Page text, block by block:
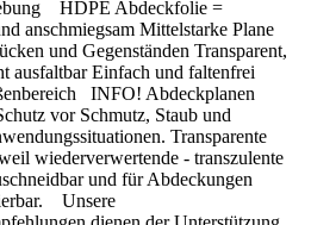
HDPE Abdeckfolie =
anschmiegsam Mittelstarke Plane
und Gegenständen Transparent,
ausfaltbar Einfach und faltenfrei
INFO! Abdeckplanen
vor Schmutz, Staub und
Transparente
wiederverwertende - transzulente
und für Abdeckungen
Unsere